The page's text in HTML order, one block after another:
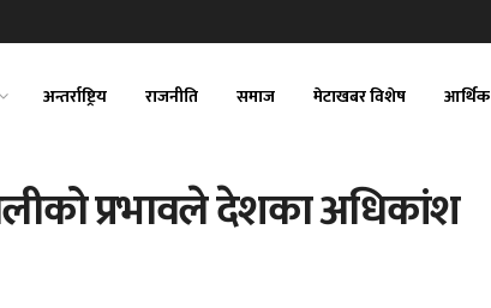
अन्तर्राष्ट्रिय राजनीति समाज मेटाखबर विशेष आर्थिक
प्रभावले देशका अधिकांश